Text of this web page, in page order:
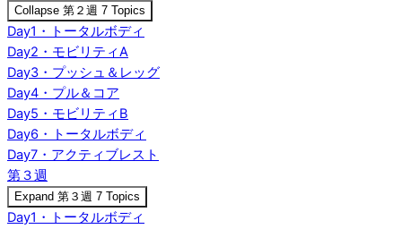
Collapse 第２週 7 Topics
Day1・トータルボディ
Day2・モビリティA
Day3・プッシュ＆レッグ
Day4・プル＆コア
Day5・モビリティB
Day6・トータルボディ
Day7・アクティブレスト
第３週
Expand 第３週 7 Topics
Day1・トータルボディ